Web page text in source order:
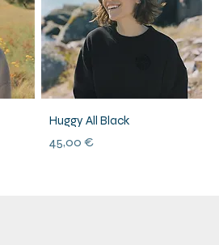
Huggy All Black
Prix
45,00 €